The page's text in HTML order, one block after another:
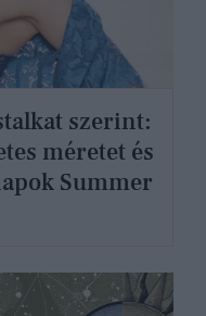
szerint:
méretet és
Summer